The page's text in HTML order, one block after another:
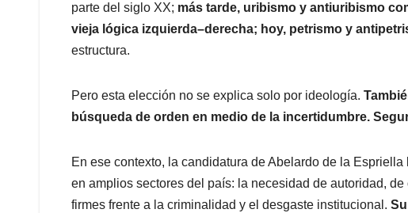
parte del siglo XX; más tarde, uribismo y antiuribismo
vieja lógica izquierda–derecha; hoy, petrismo y
estructura.
Pero esta elección no se explica solo por ideología.
búsqueda de orden en medio de la incertidumbre.
En ese contexto, la candidatura de Abelardo de la
en amplios sectores del país: la necesidad de autoridad,
firmes frente a la criminalidad y el desgaste institucional.